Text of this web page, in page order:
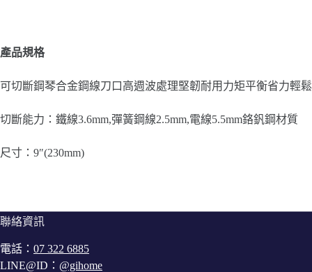
產品規格
可切斷鋼琴合金鋼線刀口高週波處理堅韌耐用力矩平衡省力輕鬆
切斷能力：鐵線3.6mm,彈簧鋼線2.5mm,電線5.5mm鉻釩鋼材質
尺寸：9″(230mm)
聯絡資訊
電話： 07 322 6885
LINE@ID： @gihome